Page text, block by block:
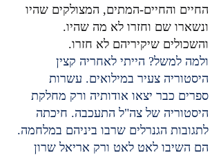
החיים והחיים-המתים, המצולקים שהיו
ונשארו שם וחזרו לא מה שהיו.
והשכולים שיקיריהם לא חזרו.
ולמה למשל? הייתי לאחריה קצין
היסטוריה צעיר במילואים. עשרות
ספרים כבר יצאו אודותיה ורק מחלקת
היסטוריה של צה"ל התעכבה. חיכתה
לתגובות הגנרלים שרבו ביניהם במלחמה.
הם השיבו לאט לאט ורק אריאל שרון